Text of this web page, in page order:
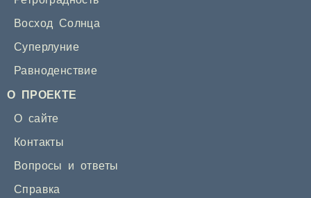
Восход Солнца
Суперлуние
Равноденствие
О ПРОЕКТЕ
О сайте
Контакты
Вопросы и ответы
Справка